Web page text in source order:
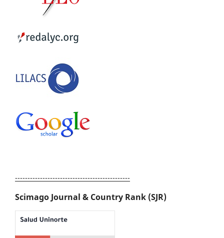
----------------------------------------------
Scimago Journal & Country Rank (SJR)